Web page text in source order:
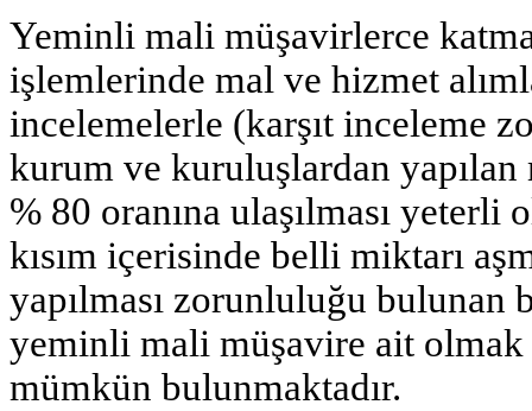
Yeminli mali müşavirlerce
işlemlerinde mal ve hizmet
incelemelerle (karşıt inceleme
kurum ve kuruluşlardan yapılan
% 80 oranına ulaşılması
kısım içerisinde belli miktarı
yapılması zorunluluğu
yeminli mali müşavire ait
mümkün bulunmaktadır.